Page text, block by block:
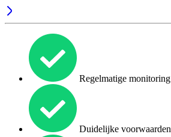
Regelmatige monitoring
Duidelijke voorwaarden